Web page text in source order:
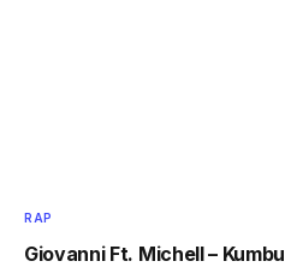
RAP
Giovanni Ft. Michell – Kumbu